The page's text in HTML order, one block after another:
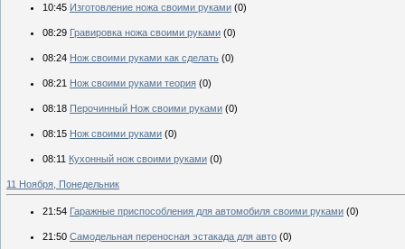
10:45 Изготовление ножа своими руками (0)
08:29 Гравировка ножа своими руками (0)
08:24 Нож своими руками как сделать (0)
08:21 Нож своими руками теория (0)
08:18 Перочинный Нож своими руками (0)
08:15 Нож своими руками (0)
08:11 Кухонный нож своими руками (0)
11 Ноября, Понедельник
21:54 Гаражные приспособления для автомобиля своими руками (0)
21:50 Самодельная переносная эстакада для авто (0)